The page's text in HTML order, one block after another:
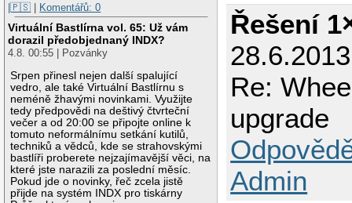
|🇵🇸 | Komentářů: 0
Virtuální Bastlírna vol. 65: Už vám
dorazil předobjednaný INDX?
4.8. 00:55 | Pozvánky
Srpen přinesl nejen další spalující
vedro, ale také Virtuální Bastlírnu s
neméně žhavými novinkami. Využijte
tedy předpovědi na deštivý čtvrteční
večer a od 20:00 se připojte online k
tomuto neformálnímu setkání kutilů,
techniků a vědců, kde se strahovskými
bastlíři proberete nejzajímavější věci, na
které jste narazili za poslední měsíc.
Pokud jde o novinky, řeč zcela jistě
přijde na systém INDX pro tiskárny
Řešení
Re:
upgrade
Admin